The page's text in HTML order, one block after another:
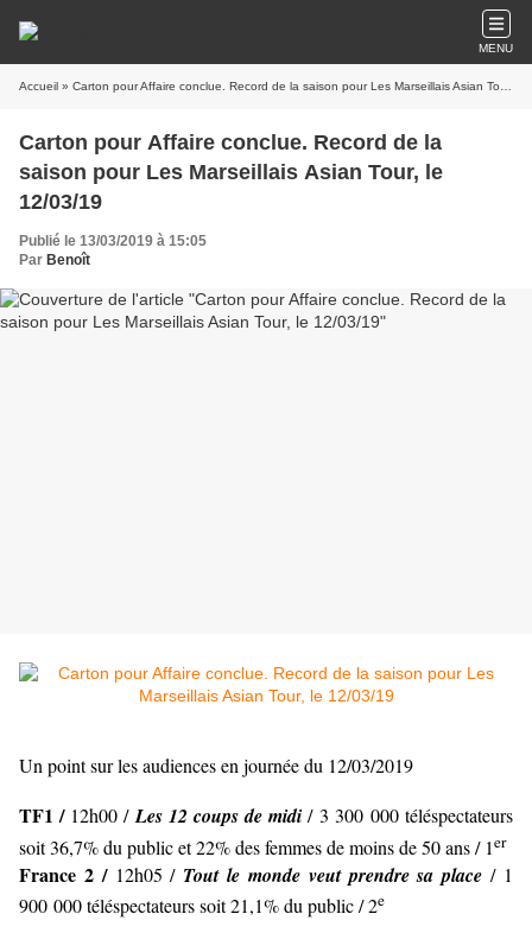
MENU
Accueil » Carton pour Affaire conclue. Record de la saison pour Les Marseillais Asian Tour, le 12/03/19
Carton pour Affaire conclue. Record de la
saison pour Les Marseillais Asian Tour, le
12/03/19
Publié le 13/03/2019 à 15:05
Par Benoît
Un point sur les audiences en journée du 12/03/2019
TF1 / 12h00 / Les 12 coups de midi / 3 300 000 téléspectateurs
soit 36,7% du public et 22% des femmes de moins de 50 ans / 1er
France 2 / 12h05 / Tout le monde veut prendre sa place / 1
900 000 téléspectateurs soit 21,1% du public / 2e